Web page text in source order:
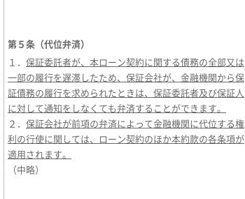
第５条（代位弁済）
１． 保証委託者が、本ローン契約に関する債務の全部又は
一部の履行を遅滞したため、保証会社が、金融機関から保
証債務の履行を求められたときは、保証委託者及び保証人
に対して通知をしなくても弁済することができます。
２． 保証会社が前項の弁済によって金融機関に代位する権
利の行使に関しては、ローン契約のほか本約款の各条項が
適用されます。
（中略）